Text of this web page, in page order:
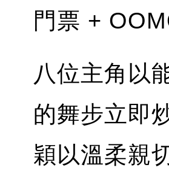
門票 +
八位主角以
的舞步立即
穎以溫柔親